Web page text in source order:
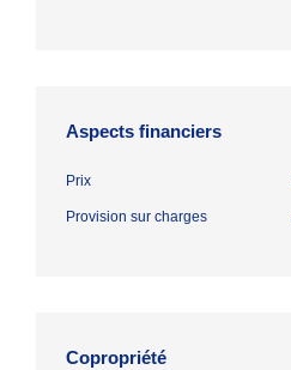
Aspects financiers
Prix
Provision sur charges
Copropriété